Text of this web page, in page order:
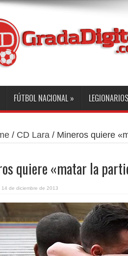
FÚTBOL NACIONAL » LEGIONARIOS
/ CD Lara/ Mineros quiere
quiere «matar la
14 de diciembre de 2013